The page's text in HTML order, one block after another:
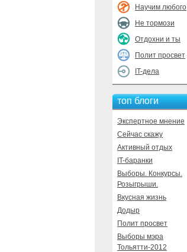
Научим любого
Не тормози
Отдохни и ты
Полит просвет
IT-дела
топ блоги
Экспертное мнение
Сейчас скажу
Активный отдых
IT-баранки
Выборы. Конкурсы.
Розыгрыши.
Вкусная жизнь
Додыр
Полит просвет
Выборы мэра
Тольятти-2012